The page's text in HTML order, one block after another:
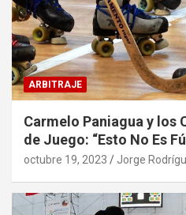
ARBITRAJE
Carmelo Paniagua y los
de Juego: “Esto No Es
octubre 19, 2023 Jorge